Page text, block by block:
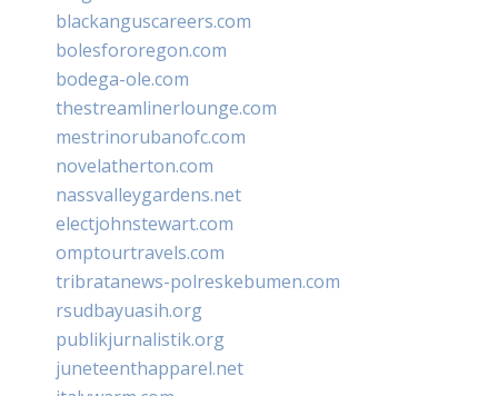
blackanguscareers.com
bolesfororegon.com
bodega-ole.com
thestreamlinerlounge.com
mestrinorubanofc.com
novelatherton.com
nassvalleygardens.net
electjohnstewart.com
omptourtravels.com
tribratanews-polreskebumen.com
rsudbayuasih.org
publikjurnalistik.org
juneteenthapparel.net